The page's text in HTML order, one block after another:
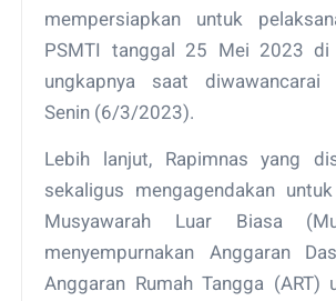
mempersiapkan untuk
PSMTI tanggal 25 Mei 2023 di
ungkapnya saat diwawancarai
Senin (6/3/2023).
Lebih lanjut, Rapimnas yang
sekaligus mengagendakan
Musyawarah Luar Biasa
menyempurnakan Anggaran
Anggaran Rumah Tangga (ART)